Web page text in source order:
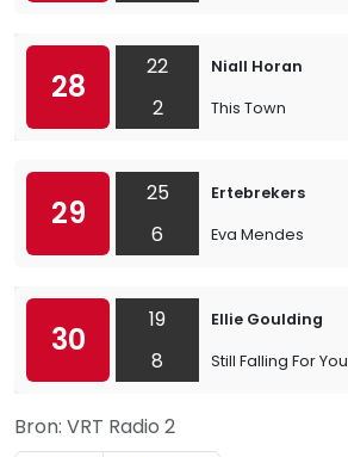
28
22
2
Niall Horan
This Town
29
25
6
Ertebrekers
Eva Mendes
30
19
8
Ellie Goulding
Still Falling For You
Bron: VRT Radio 2